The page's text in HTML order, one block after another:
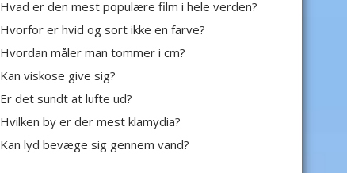
Hvad er den mest populære film i hele verden?
Hvorfor er hvid og sort ikke en farve?
Hvordan måler man tommer i cm?
Kan viskose give sig?
Er det sundt at lufte ud?
Hvilken by er der mest klamydia?
Kan lyd bevæge sig gennem vand?